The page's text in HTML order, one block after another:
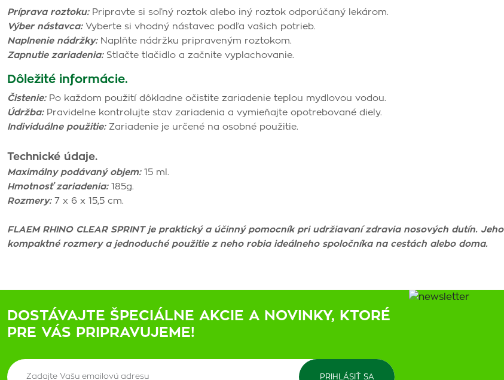
Príprava roztoku:Pripravte si soľný roztok alebo iný roztok odporúčaný lekárom.
Výber nástavca:Vyberte si vhodný nástavec podľa vašich potrieb.
Naplnenie nádržky:Naplňte nádržku pripraveným roztokom.
Zapnutie zariadenia:Stlačte tlačidlo a začnite vyplachovanie.
Dôležité informácie.
Čistenie: Po každom použití dôkladne očistite zariadenie teplou mydlovou vodou.
Údržba: Pravidelne kontrolujte stav zariadenia a vymieňajte opotrebované diely.
Individuálne použitie:Zariadenie je určené na osobné použitie.
Technické údaje.
Maximálny podávaný objem:15 ml.
Hmotnosť zariadenia:185g.
Rozmery:7 x 6 x 15,5 cm.
FLAEM RHINO CLEAR SPRINT je praktický a účinný pomocník pri udržiavaní zdravia nosových dutín. Jeho
kompaktné rozmery a jednoduché použitie z neho robia ideálneho spoločníka na cestách alebo doma.
DOSTÁVAJTE ŠPECIÁLNE AKCIE A NOVINKY, KTORÉ
PRE VÁS PRIPRAVUJEME!